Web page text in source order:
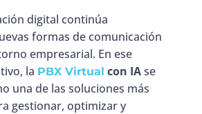
digital continúa
formas de comunicación
empresarial. En ese
la PBX Virtual con IAse
una de las soluciones más
gestionar, optimizar y